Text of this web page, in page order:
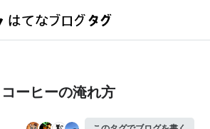
コーヒーの淹れ方